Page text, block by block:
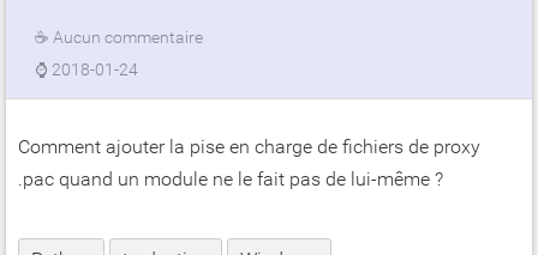
☕ Aucun commentaire
⌚ 2018-01-24
Comment ajouter la pise en charge de fichiers de proxy
.pac quand un module ne le fait pas de lui-même ?